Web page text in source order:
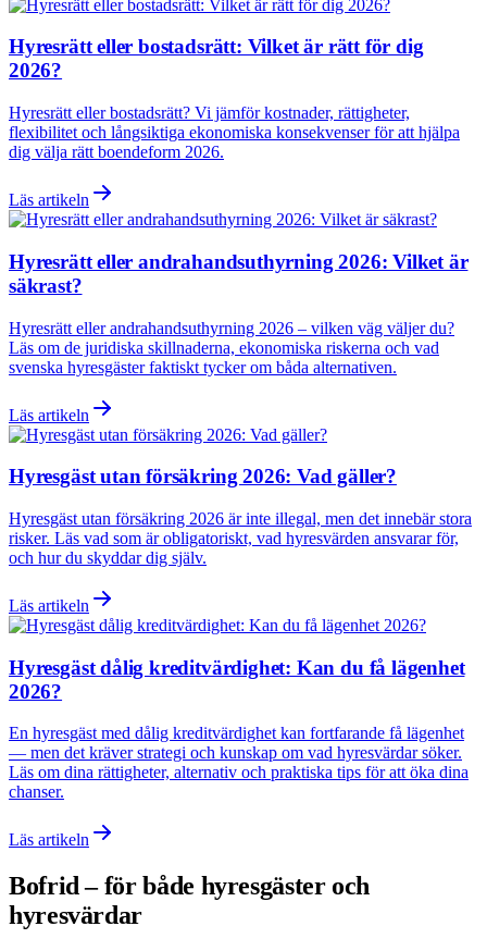
Hyresrätt eller bostadsrätt: Vilket är rätt för dig
2026?
Hyresrätt eller bostadsrätt? Vi jämför kostnader, rättigheter,
flexibilitet och långsiktiga ekonomiska konsekvenser för att hjälpa
dig välja rätt boendeform 2026.
Läs artikeln
Hyresrätt eller andrahandsuthyrning 2026: Vilket är
säkrast?
Hyresrätt eller andrahandsuthyrning 2026 – vilken väg väljer du?
Läs om de juridiska skillnaderna, ekonomiska riskerna och vad
svenska hyresgäster faktiskt tycker om båda alternativen.
Läs artikeln
Hyresgäst utan försäkring 2026: Vad gäller?
Hyresgäst utan försäkring 2026 är inte illegal, men det innebär stora
risker. Läs vad som är obligatoriskt, vad hyresvärden ansvarar för,
och hur du skyddar dig själv.
Läs artikeln
Hyresgäst dålig kreditvärdighet: Kan du få lägenhet
2026?
En hyresgäst med dålig kreditvärdighet kan fortfarande få lägenhet
— men det kräver strategi och kunskap om vad hyresvärdar söker.
Läs om dina rättigheter, alternativ och praktiska tips för att öka dina
chanser.
Läs artikeln
Bofrid – för både hyresgäster och
hyresvärdar